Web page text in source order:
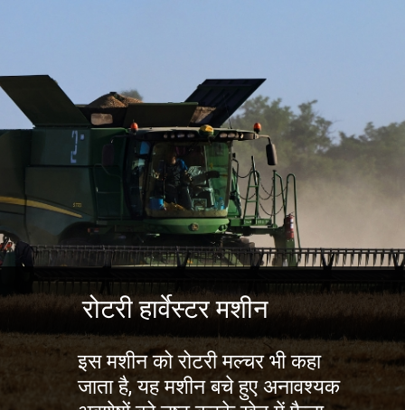
रोटरी हार्वेस्टर मशीन
इस मशीन को रोटरी मल्चर भी कहा
जाता है, यह मशीन बचे हुए अनावश्यक